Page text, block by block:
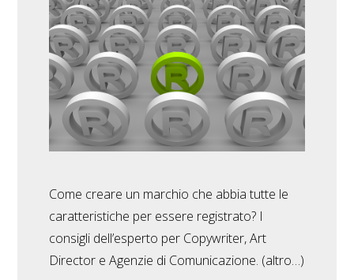
Come creare un marchio che abbia tutte le
caratteristiche per essere registrato? I
consigli dell’esperto per Copywriter, Art
Director e Agenzie di Comunicazione. (altro…)